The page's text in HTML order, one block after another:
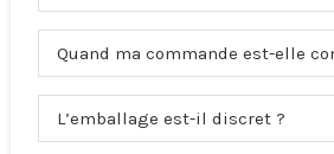
Quand ma commande est-elle
L’emballage est-il discret ?